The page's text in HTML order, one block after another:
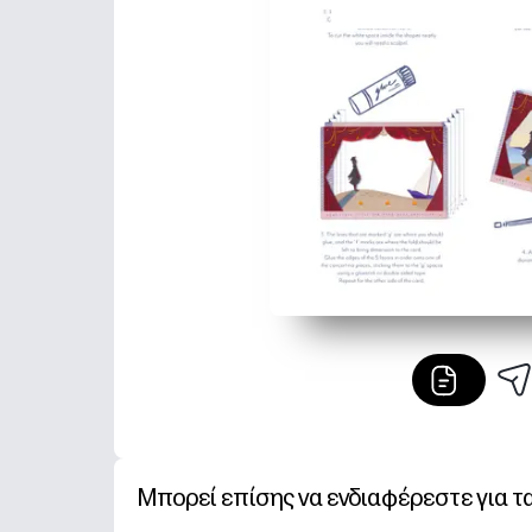
Μπορεί επίσης να ενδιαφέρεστε για